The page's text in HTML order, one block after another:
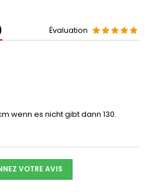
Évaluation
wenn es nicht gibt dann 130.
VOTRE AVIS